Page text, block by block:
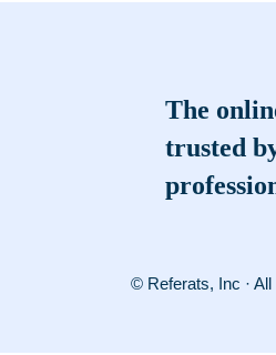
The
trusted
© Referats, Inc ·